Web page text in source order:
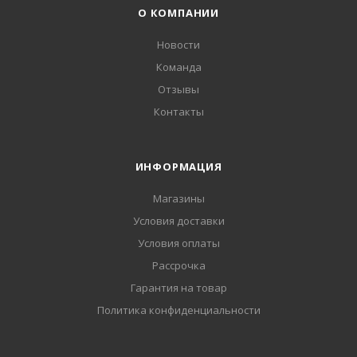
О КОМПАНИИ
Новости
Команда
Отзывы
Контакты
ИНФОРМАЦИЯ
Магазины
Условия доставки
Условия оплаты
Рассрочка
Гарантия на товар
Политика конфиденциальности